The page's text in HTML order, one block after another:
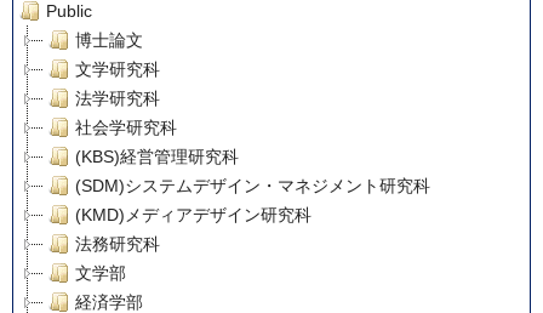
Public
博士論文
文学研究科
法学研究科
社会学研究科
(KBS)経営管理研究科
(SDM)システムデザイン・マネジメント研究科
(KMD)メディアデザイン研究科
法務研究科
文学部
経済学部